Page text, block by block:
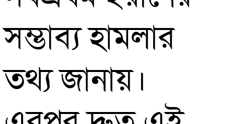
সম্ভাব্য হামলার
তথ্য জানায়।